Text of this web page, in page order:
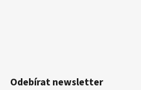
Odebírat newsletter